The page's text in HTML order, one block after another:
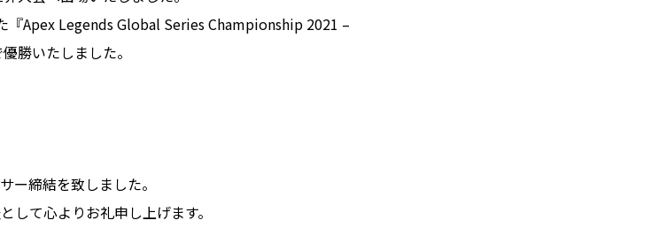
Apex Legends Global Series Championship 2021 –
勝いたしました。
ー締結を致しました。
して心よりお礼申し上げます。